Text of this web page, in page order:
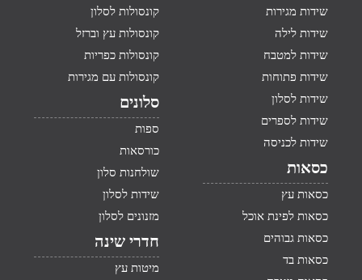
שידות מגירות
שידות לילה
שידות למטבח
שידות פתוחות
שידות לסלון
שידות לספרים
שידות לכניסה
כסאות
כסאות עץ
כסאות לפינת אוכל
כסאות גבוהים
כסאות בד
קונסולות לסלון
קונסולות עץ וברזל
קונסולות כפריות
קונסולות עם מגירות
סלונים
ספות
כורסאות
שולחנות סלון
שידות לסלון
מזנונים לסלון
חדרי שינה
מיטות עץ